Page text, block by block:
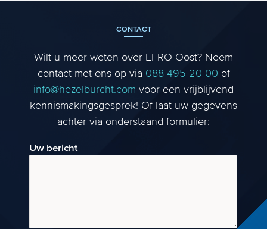
CONTACT
Wilt u meer weten over EFRO Oost? Neem
contact met ons op via 088 495 20 00 of
info@hezelburcht.com voor een vrijblijvend
kennismakingsgesprek! Of laat uw gegevens
achter via onderstaand formulier:
Uw bericht